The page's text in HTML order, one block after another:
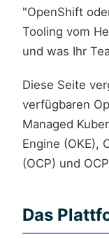
"OpenShift
Tooling vom
und was Ihr
Diese Seite
verfügbaren
Managed
Engine (OKE),
(OCP) und
Das